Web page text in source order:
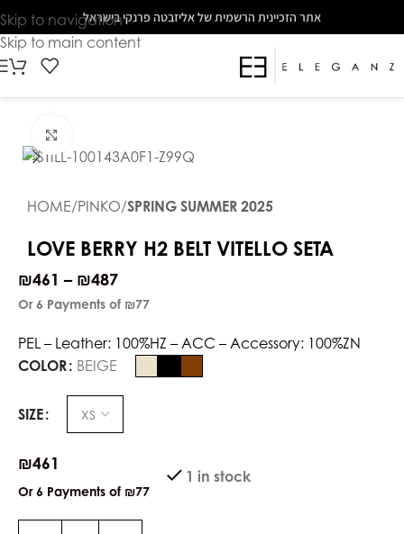
The
beginning
of
web
click
main
Content
Skip to navigation
Skip to main content
אתר הזכיינית הרשמית של אליזבטה פרנקי בישראל
HOME PINKO SPRING SUMMER 2025
LOVE BERRY H2 BELT VITELLO SETA
₪461 – ₪487
Or 6 Payments of ₪77
PEL – Leather: 100%HZ – ACC – Accessory: 100%ZN
COLOR BEIGE
SIZE
₪461
Or 6 Payments of ₪77
1 in stock